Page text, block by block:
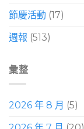
節慶活動 (17)
週報 (513)
彙整
2026 年 8 月 (5)